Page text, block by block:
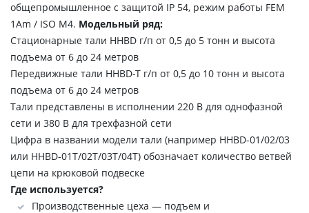
общепромышленное с защитой IP 54, режим работы FEM
1Аm / ISO M4. Модельный ряд:
Стационарные тали HHBD г/п от 0,5 до 5 тонн и высота
подъема от 6 до 24 метров
Передвижные тали HHBD-T г/п от 0,5 до 10 тонн и высота
подъема от 6 до 24 метров
Тали представлены в исполнении 220 В для однофазной
сети и 380 В для трехфазной сети
Цифра в названии модели тали (например HHBD-01/02/03
или HHBD-01T/02T/03T/04T) обозначает количество ветвей
цепи на крюковой подвеске
Где используется?
Производственные цеха — подъем и